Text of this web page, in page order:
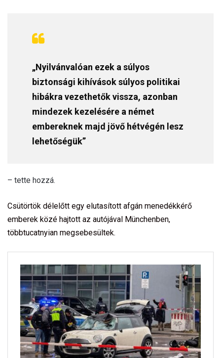
„Nyilvánvalóan ezek a súlyos
biztonsági kihívások súlyos politikai
hibákra vezethetők vissza, azonban
mindezek kezelésére a német
embereknek majd jövő hétvégén lesz
lehetőségük”
– tette hozzá.
Csütörtök délelőtt egy elutasított afgán menedékkérő
emberek közé hajtott az autójával Münchenben,
többtucatnyian megsebesültek.